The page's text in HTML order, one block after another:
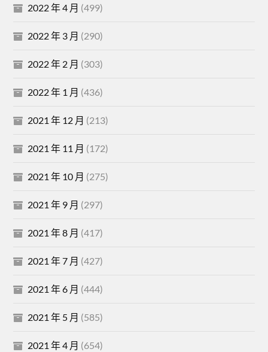
2022 年 4 月 (499)
2022 年 3 月 (290)
2022 年 2 月 (303)
2022 年 1 月 (436)
2021 年 12 月 (213)
2021 年 11 月 (172)
2021 年 10 月 (275)
2021 年 9 月 (297)
2021 年 8 月 (417)
2021 年 7 月 (427)
2021 年 6 月 (444)
2021 年 5 月 (585)
2021 年 4 月 (654)